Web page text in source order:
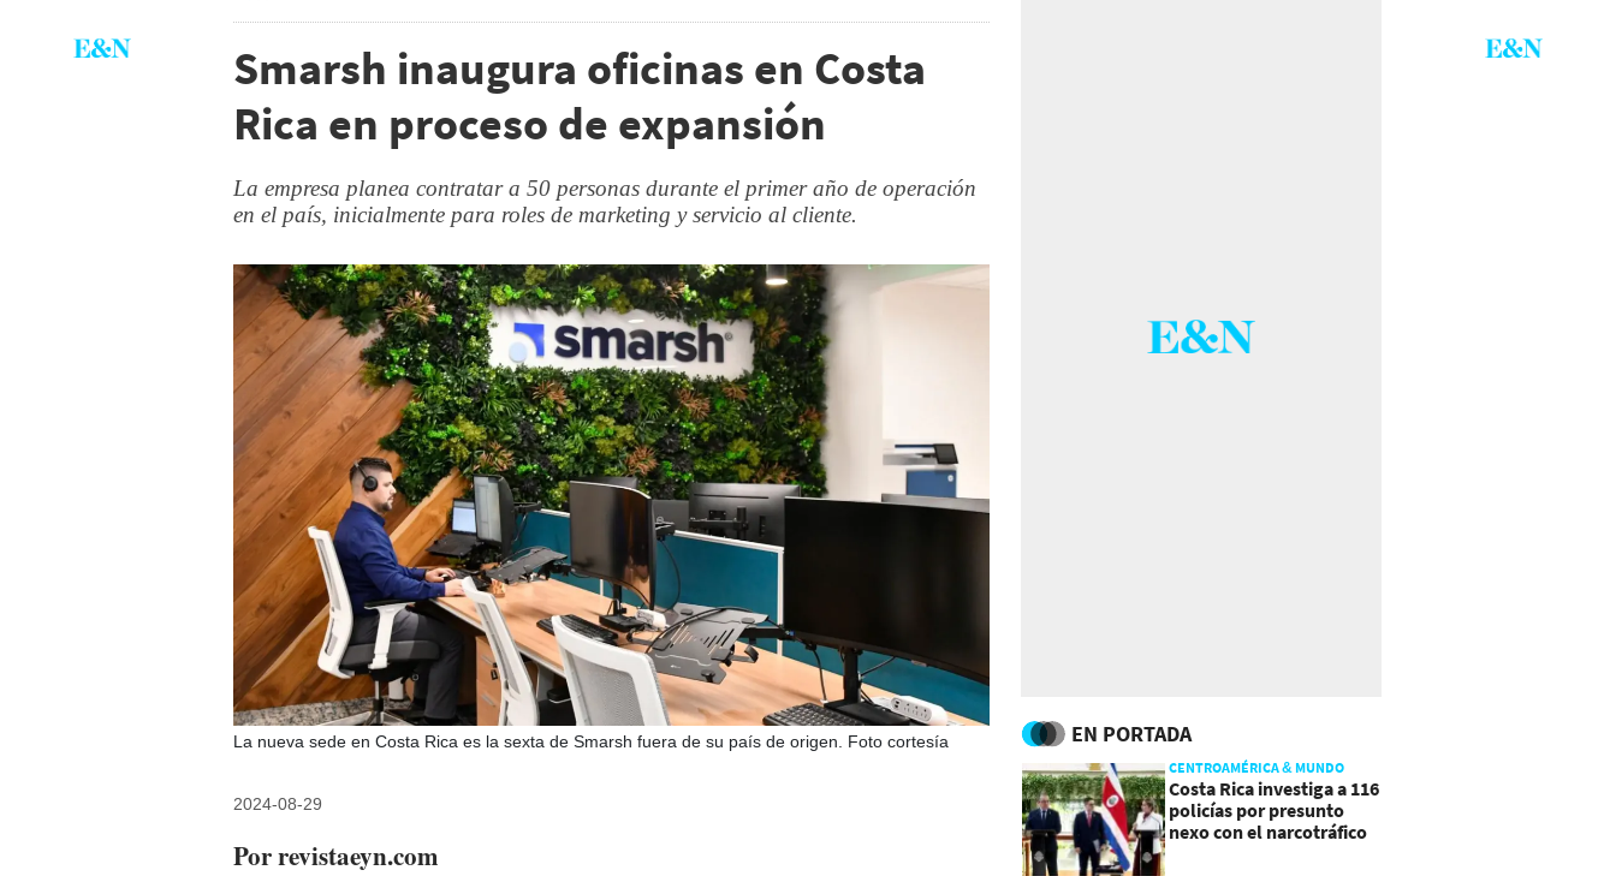
Smarsh inaugura oficinas en Costa
Rica en proceso de expansión
La empresa planea contratar a 50 personas durante el primer año de operación
en el país, inicialmente para roles de marketing y servicio al cliente.
La nueva sede en Costa Rica es la sexta de Smarsh fuera de su país de origen. Foto cortesía
2024-08-29
Por revistaeyn.com
EN PORTADA
CENTROAMÉRICA & MUNDO
Costa Rica investiga a 116
policías por presunto
nexo con el narcotráfico